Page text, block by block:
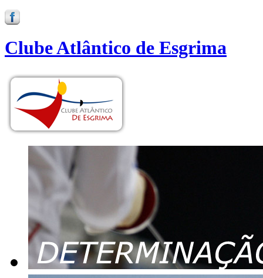
Clube Atlântico de Esgrima